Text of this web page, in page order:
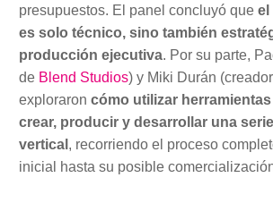
presupuestos. El panel concluyó que el
es solo técnico, sino también
producción ejecutiva. Por su parte,
de Blend Studios) y Miki Durán
exploraron cómo utilizar herramientas
crear, producir y desarrollar una
vertical , recorriendo el proceso
inicial hasta su posible